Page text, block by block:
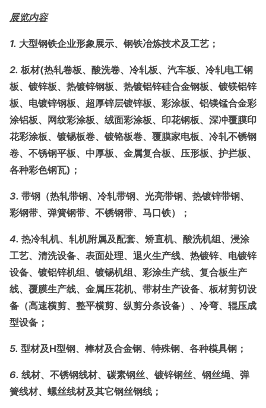
展览内容
1. 大型钢铁企业形象展示、钢铁冶炼技术及工艺；
2. 板材(热轧卷板、酸洗卷、冷轧板、汽车板、冷轧电工钢
板、镀锌板、热镀锌钢板、热镀铝锌硅合金钢板、镀镁铝锌
板、电镀锌钢板、超厚锌层镀锌板、彩涂板、铝镁锰合金彩
涂铝板、网纹彩涂板、绒面彩涂板、印花钢板、深冲覆膜印
花彩涂板、镀锡板卷、镀铬板卷、覆膜家电板、冷轧不锈钢
卷、不锈钢平板、中厚板、金属复合板、压形板、护拦板、
各种彩色钢瓦)；
3. 带钢（热轧带钢、冷轧带钢、光亮带钢、热镀锌带钢、
彩钢带、弹簧钢带、不锈钢带、马口铁）；
4. 热冷轧机、轧机附属及配套、矫直机、酸洗机组、浸涂
工艺、清洗设备、表面处理、退火生产线、热镀锌、电镀锌
设备、镀铝锌机组、镀锡机组、彩涂生产线、复合板生产
线、覆膜生产线、金属压花机、带材生产设备、板材剪切设
备（高速横剪、整平横剪、纵剪分条设备）、冷弯、辊压成
型设备；
5. 型材及H型钢、棒材及合金钢、特殊钢、各种模具钢；
6. 线材、不锈钢线材、碳素钢丝、镀锌钢丝、钢丝绳、弹
簧线材、螺丝线材及其它钢丝钢线；